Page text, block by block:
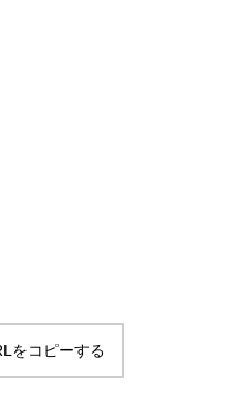
をコピーする